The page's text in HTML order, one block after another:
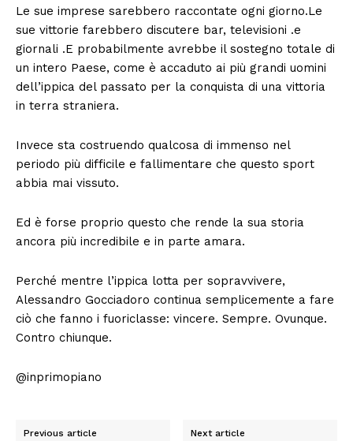
Le sue imprese sarebbero raccontate ogni giorno.Le
sue vittorie farebbero discutere bar, televisioni .e
giornali .E probabilmente avrebbe il sostegno totale di
un intero Paese, come è accaduto ai più grandi uomini
dell’ippica del passato per la conquista di una vittoria
in terra straniera.
Invece sta costruendo qualcosa di immenso nel
periodo più difficile e fallimentare che questo sport
abbia mai vissuto.
Ed è forse proprio questo che rende la sua storia
ancora più incredibile e in parte amara.
Perché mentre l’ippica lotta per sopravvivere,
Alessandro Gocciadoro continua semplicemente a fare
ciò che fanno i fuoriclasse: vincere. Sempre. Ovunque.
Contro chiunque.
@inprimopiano
Previous article Next article